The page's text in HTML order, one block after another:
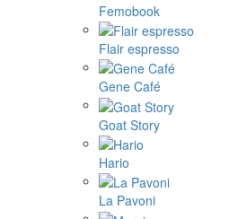
Femobook
Flair espresso
Gene Café
Goat Story
Hario
La Pavoni